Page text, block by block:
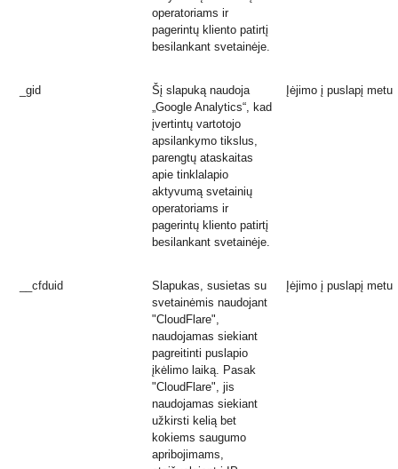
operatoriams ir
pagerintų kliento patirtį
besilankant svetainėje.
_gid
Šį slapuką naudoja
„Google Analytics“, kad
įvertintų vartotojo
apsilankymo tikslus,
parengtų ataskaitas
apie tinklalapio
aktyvumą svetainių
operatoriams ir
pagerintų kliento patirtį
besilankant svetainėje.
Įėjimo į puslapį metu
__cfduid
Slapukas, susietas su
svetainėmis naudojant
"CloudFlare",
naudojamas siekiant
pagreitinti puslapio
įkėlimo laiką. Pasak
"CloudFlare", jis
naudojamas siekiant
užkirsti kelią bet
kokiems saugumo
apribojimams,
Įėjimo į puslapį metu